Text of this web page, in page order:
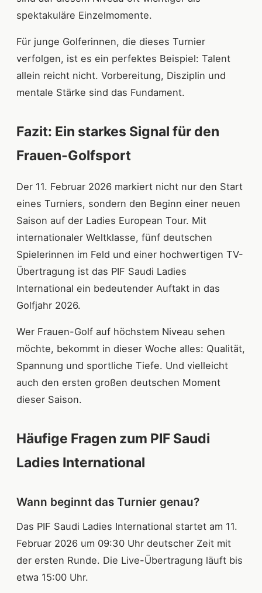
spektakuläre Einzelmomente.
Für junge Golferinnen, die dieses Turnier
verfolgen, ist es ein perfektes Beispiel: Talent
allein reicht nicht. Vorbereitung, Disziplin und
mentale Stärke sind das Fundament.
Fazit: Ein starkes Signal für den
Frauen-Golfsport
Der 11. Februar 2026 markiert nicht nur den Start
eines Turniers, sondern den Beginn einer neuen
Saison auf der Ladies European Tour. Mit
internationaler Weltklasse, fünf deutschen
Spielerinnen im Feld und einer hochwertigen TV-
Übertragung ist das PIF Saudi Ladies
International ein bedeutender Auftakt in das
Golfjahr 2026.
Wer Frauen-Golf auf höchstem Niveau sehen
möchte, bekommt in dieser Woche alles: Qualität,
Spannung und sportliche Tiefe. Und vielleicht
auch den ersten großen deutschen Moment
dieser Saison.
Häufige Fragen zum PIF Saudi
Ladies International
Wann beginnt das Turnier genau?
Das PIF Saudi Ladies International startet am 11.
Februar 2026 um 09:30 Uhr deutscher Zeit mit
der ersten Runde. Die Live-Übertragung läuft bis
etwa 15:00 Uhr.